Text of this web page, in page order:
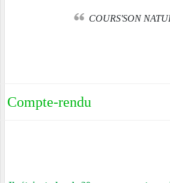
COURS'SON
Compte-rendu